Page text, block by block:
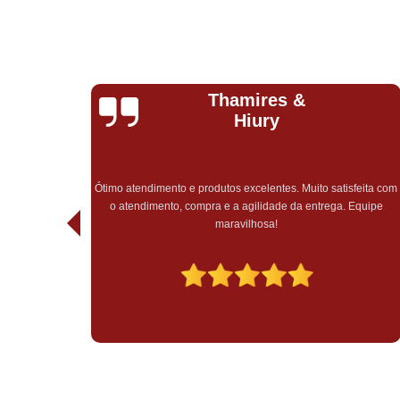
Natalia
Romeiro
empresa, fui muito bem atendida, fora todo o cuidado e carinho
em todo o atendimento, sem falar do recebimento do pedido,
tudo muito bem embalado. Experiência maravilhosa, só tenho a
muito mais sucesso!